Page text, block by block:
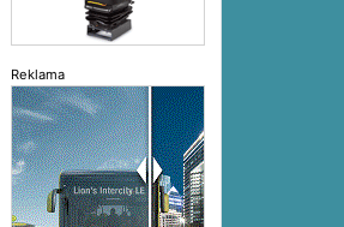
Reklama